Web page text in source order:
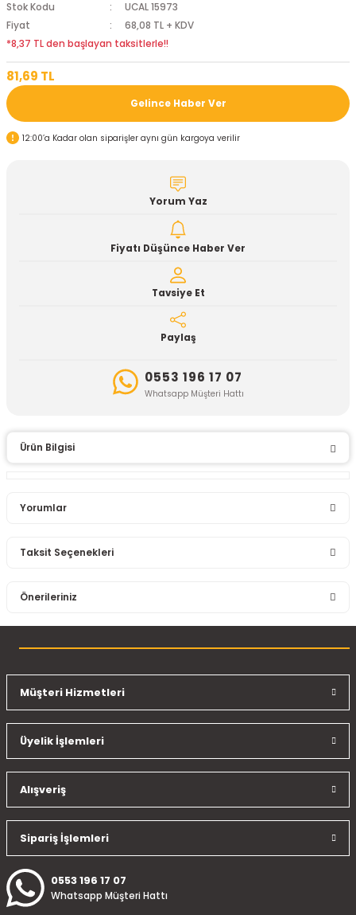
Stok Kodu
UCAL 15973
Fiyat
68,08 TL + KDV
*8,37 TL den başlayan taksitlerle!!
81,69 TL
Gelince Haber Ver
12:00’a Kadar olan siparişler aynı gün kargoya verilir
Yorum Yaz
Fiyatı Düşünce Haber Ver
Tavsiye Et
Paylaş
0553 196 17 07
Whatsapp Müşteri Hattı
Ürün Bilgisi
Yorumlar
Taksit Seçenekleri
Önerileriniz
konularda yetersiz gördüğünüz noktaları öneri formunu
Ürün resmi kalitesiz, bozuk veya görüntülenemiyor.
Ürün açıklamasında eksik bilgiler bulunuyor.
Ürün fiyatı diğer sitelerden daha pahalı.
Bu ürüne benzer farklı alternatifler olmalı.
Müşteri Hizmetleri
Üyelik İşlemleri
Alışveriş
Sipariş İşlemleri
0553 196 17 07
Whatsapp Müşteri Hattı